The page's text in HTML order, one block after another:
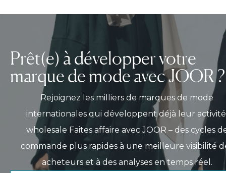
Prêt(e) à développer votre
marque de mode avec JOOR ?
Rejoignez les milliers de marques de mode
internationales qui développent déjà leur
wholesale Faites affaire avec JOOR – des cycles
commande plus rapides à une meilleure visibilité
acheteurs et à des analyses en temps réel.